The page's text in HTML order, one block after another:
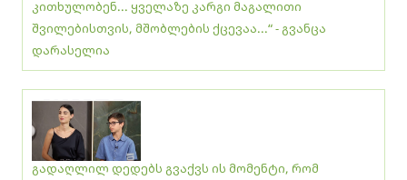
კითხულობენ... ყველაზე კარგი მაგალითი
შვილებისთვის, მშობლების ქცევაა...“ - გვანცა
დარასელია
გადაღლილ დედებს გვაქვს ის მომენტი, რომ